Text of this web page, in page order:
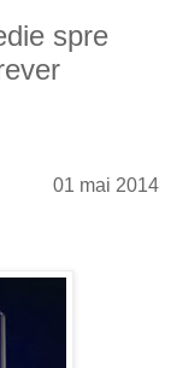
spre
01 mai 2014